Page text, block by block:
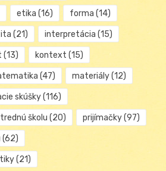
etika (16) forma (14)
(21) interpretácia (15)
(13) kontext (15)
(47) materiály(12)
skúšky(116)
školu (20) prijímačky(97)
(62)
(21)